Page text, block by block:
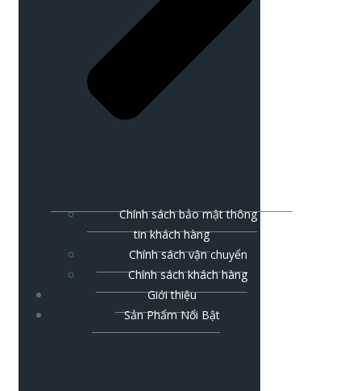
Chính sách bảo mật thông
tin khách hàng
Chính sách vận chuyển
Chính sách khách hàng
Giới thiệu
Sản Phẩm Nổi Bật